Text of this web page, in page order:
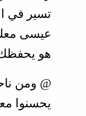
تسير في
عيسى
هو
@ ومن
يحسنوا